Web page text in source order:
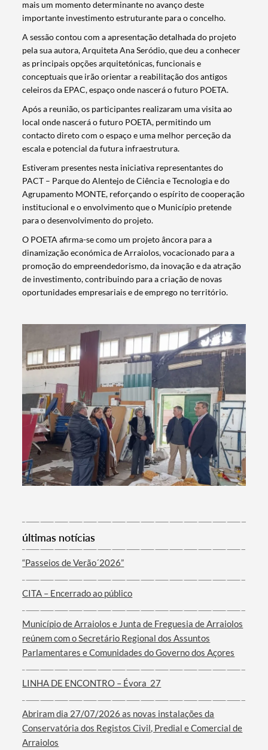
Termo de Pesquisa
Categorias gerais
mais um momento determinante no avanço deste
importante investimento estruturante para o concelho.
A sessão contou com a apresentação detalhada do projeto
pela sua autora, Arquiteta Ana Seródio, que deu a conhecer
as principais opções arquitetónicas, funcionais e
conceptuais que irão orientar a reabilitação dos antigos
celeiros da EPAC, espaço onde nascerá o futuro POETA.
Após a reunião, os participantes realizaram uma visita ao
local onde nascerá o futuro POETA, permitindo um
contacto direto com o espaço e uma melhor perceção da
escala e potencial da futura infraestrutura.
Estiveram presentes nesta iniciativa representantes do
PACT – Parque do Alentejo de Ciência e Tecnologia e do
Agrupamento MONTE, reforçando o espírito de cooperação
institucional e o envolvimento que o Município pretende
para o desenvolvimento do projeto.
O POETA afirma-se como um projeto âncora para a
dinamização económica de Arraiolos, vocacionado para a
promoção do empreendedorismo, da inovação e da atração
de investimento, contribuindo para a criação de novas
oportunidades empresariais e de emprego no território.
últimas notícias
“Passeios de Verão´2026”
CITA – Encerrado ao público
Município de Arraiolos e Junta de Freguesia de Arraiolos
reúnem com o Secretário Regional dos Assuntos
Parlamentares e Comunidades do Governo dos Açores
LINHA DE ENCONTRO – Évora_27
Abriram dia 27/07/2026 as novas instalações da
Conservatória dos Registos Civil, Predial e Comercial de
Arraiolos